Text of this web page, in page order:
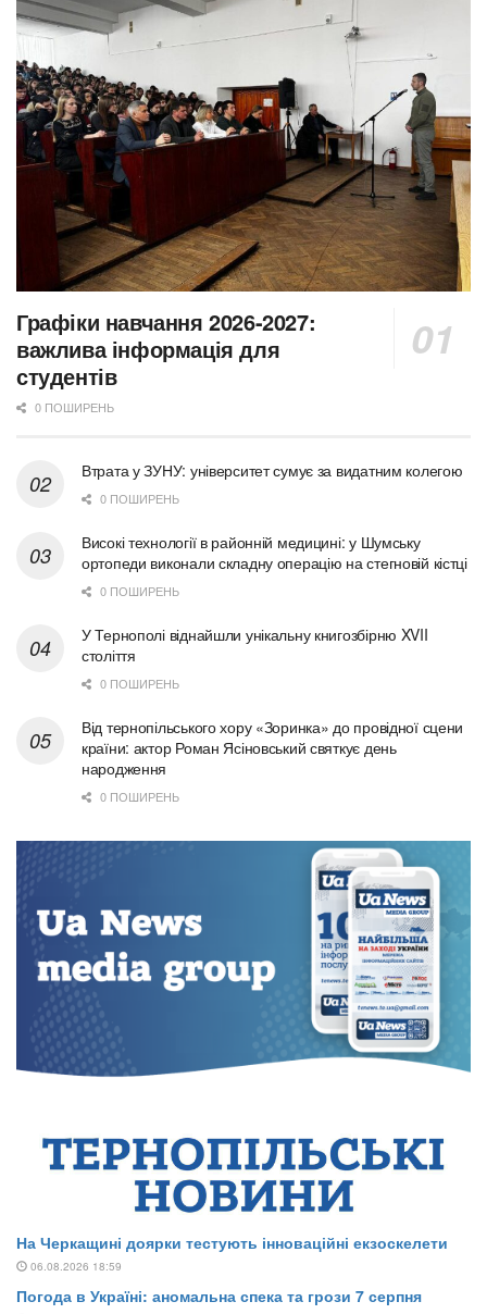
Графіки навчання 2026-2027:
важлива інформація для
студентів
0 ПОШИРЕНЬ
Втрата у ЗУНУ: університет сумує за видатним колегою
0 ПОШИРЕНЬ
Високі технології в районній медицині: у Шумську
ортопеди виконали складну операцію на стегновій кістці
0 ПОШИРЕНЬ
У Тернополі віднайшли унікальну книгозбірню XVII
століття
0 ПОШИРЕНЬ
Від тернопільського хору «Зоринка» до провідної сцени
країни: актор Роман Ясіновський святкує день
народження
0 ПОШИРЕНЬ